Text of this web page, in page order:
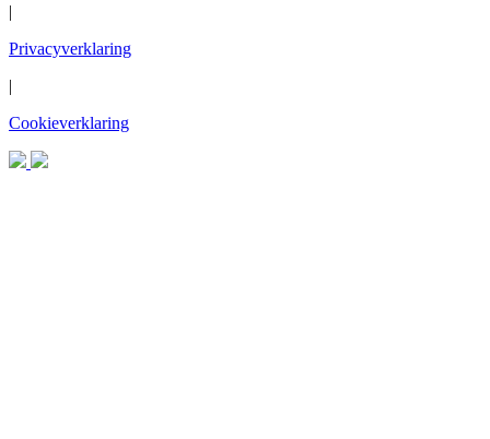
|
Privacyverklaring
|
Cookieverklaring